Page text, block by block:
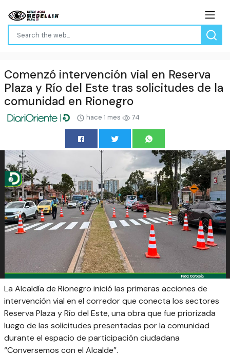
Comenzó intervención vial en Reserva
Plaza y Río del Este tras solicitudes de la
comunidad en Rionegro
hace 1 mes 74
La Alcaldía de Rionegro inició las primeras acciones de
intervención vial en el corredor que conecta los sectores
Reserva Plaza y Río del Este, una obra que fue priorizada
luego de las solicitudes presentadas por la comunidad
durante el espacio de participación ciudadana
“Conversemos con el Alcalde”.